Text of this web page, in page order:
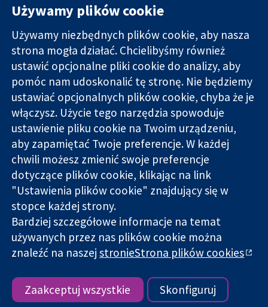
Wiarygodne dane
naukowe.
Świadome
decyzje.
Lepsze zdrowie.
11-13 Cavendish
Square
Londyn
W1G 0AN
Wielka Brytania
Kontakt
Nowości
Biuro
prasowe
O nas
Praca
Cochrane
Library
Cochrane Collaboration to organizacja charytatywna (nr
1045921) i spółka z ograniczoną odpowiedzialnością (nr
03044323) zarejestrowana w Anglii i Walii. Numer rejestracyjny
VAT GB 718
Copyright © 2026 The Cochrane Collaboration
Warunki korzystania ze strony internetowej|Informacje
prawne|Prywatność|Polityka plików cookies|Ustawienia
plików cookie
Używamy plików cookie
Używamy niezbędnych plików cookie, aby nasza
strona mogła działać. Chcielibyśmy również
ustawić opcjonalne pliki cookie do analizy, aby
pomóc nam udoskonalić tę stronę. Nie będziemy
ustawiać opcjonalnych plików cookie, chyba że je
włączysz. Użycie tego narzędzia spowoduje
ustawienie pliku cookie na Twoim urządzeniu,
aby zapamiętać Twoje preferencje. W każdej
chwili możesz zmienić swoje preferencje
dotyczące plików cookie, klikając na link
"Ustawienia plików cookie" znajdujący się w
stopce każdej strony.
Bardziej szczegółowe informacje na temat
używanych przez nas plików cookie można
znaleźć na naszejstronieStrona plików cookies
Zaakceptuj wszystkie Skonfiguruj